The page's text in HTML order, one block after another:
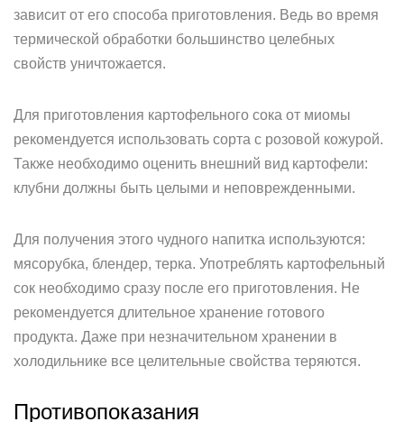
зависит от его способа приготовления. Ведь во время
термической обработки большинство целебных
свойств уничтожается.
Для приготовления картофельного сока от миомы
рекомендуется использовать сорта с розовой кожурой.
Также необходимо оценить внешний вид картофели:
клубни должны быть целыми и неповрежденными.
Для получения этого чудного напитка используются:
мясорубка, блендер, терка. Употреблять картофельный
сок необходимо сразу после его приготовления. Не
рекомендуется длительное хранение готового
продукта. Даже при незначительном хранении в
холодильнике все целительные свойства теряются.
Противопоказания